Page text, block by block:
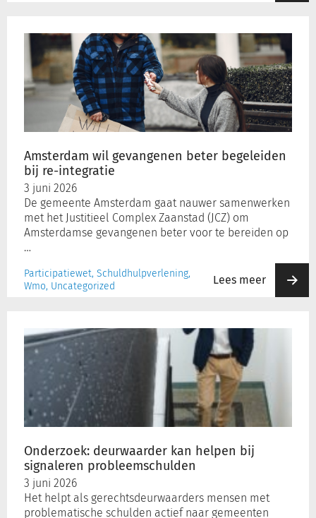
Amsterdam wil gevangenen beter begeleiden
bij re-integratie
3 juni 2026
De gemeente Amsterdam gaat nauwer samenwerken
met het Justitieel Complex Zaanstad (JCZ) om
Amsterdamse gevangenen beter voor te bereiden op
…
Participatiewet, Schuldhulpverlening,
Wmo, Uncategorized
Lees meer
gevangenen
beter
begeleiden
integratie
Onderzoek: deurwaarder kan helpen bij
signaleren probleemschulden
3 juni 2026
Het helpt als gerechtsdeurwaarders mensen met
problematische schulden actief naar gemeenten
deurwaarder
kan
helpen
signaleren
probleemschulden